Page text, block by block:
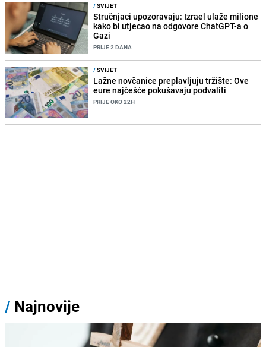
/SVIJET
Stručnjaci upozoravaju: Izrael ulaže milione
kako bi utjecao na odgovore ChatGPT-a o
Gazi
PRIJE 2 DANA
/SVIJET
Lažne novčanice preplavljuju tržište: Ove
eure najčešće pokušavaju podvaliti
PRIJE OKO 22H
/ Najnovije